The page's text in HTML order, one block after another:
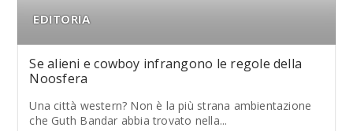
EDITORIA
Se alieni e cowboy infrangono le regole della
Noosfera
Una città western? Non è la più strana ambientazione
che Guth Bandar abbia trovato nella...